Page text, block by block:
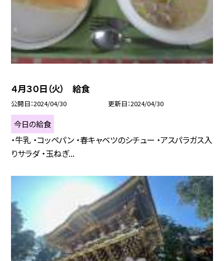
４月３０日（火） 給食
公開日 2024/04/30 更新日 2024/04/30
今日の給食
・牛乳 ・コッペパン ・春キャベツのシチュー ・アスパラガス入
りサラダ ・玉ねぎ...